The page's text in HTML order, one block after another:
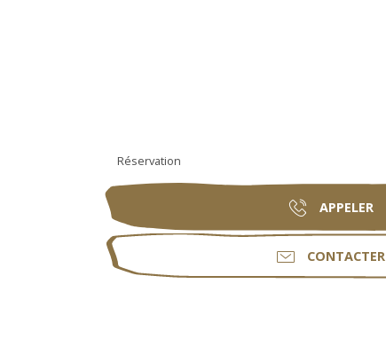
Réservation
APPELER
CONTACTER